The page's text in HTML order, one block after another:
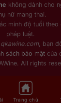
không dành cho
nữ mang thai.
minh độ tuổi theo
pháp luật.
qkawine.com , bạn
sách bảo mậtcủa
All rights
Trang chủ